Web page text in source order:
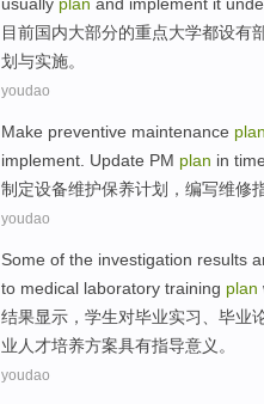
目前国内大部分的重点大学都设有
划与实施。
youdao
Make preventive maintenance plan
implement Update PM plan in time.
制定设备维护保养计划 ， 编写维修
youdao
Some of the investigation results
to medical laboratory training plan
结果显示，学生对毕业实习、毕业
业人才培养方案具有指导意义。
youdao